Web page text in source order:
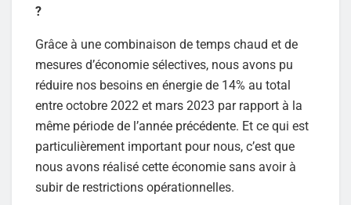
?
Grâce à une combinaison de temps chaud et de
mesures d’économie sélectives, nous avons pu
réduire nos besoins en énergie de 14% au total
entre octobre 2022 et mars 2023 par rapport à la
même période de l’année précédente. Et ce qui est
particulièrement important pour nous, c’est que
nous avons réalisé cette économie sans avoir à
subir de restrictions opérationnelles.